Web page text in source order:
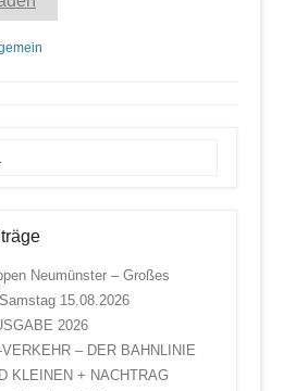
Neumünster – Großes
15.08.2026
2026
– DER BAHNLINIE
KLEINEN + NACHTRAG